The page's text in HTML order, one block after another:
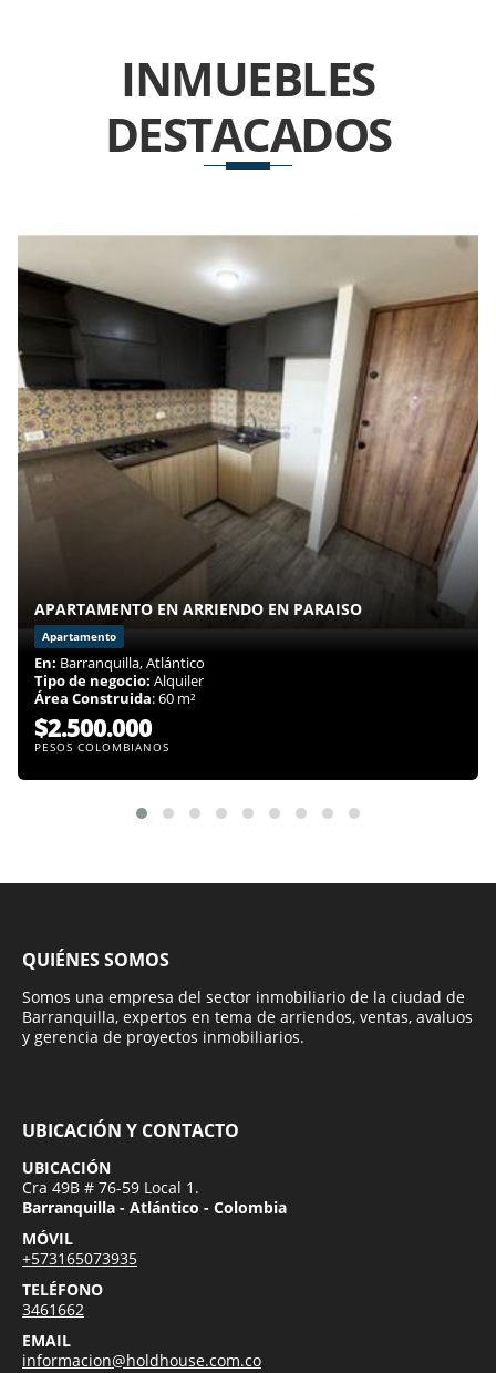
INMUEBLES
DESTACADOS
APARTAMENTO EN ARRIENDO EN PARAISO
Apartamento
En: Barranquilla, Atlántico
Tipo de negocio: Alquiler
Área Construida: 60 m²
$2.500.000
PESOS COLOMBIANOS
QUIÉNES SOMOS
Somos una empresa del sector inmobiliario de la ciudad de
Barranquilla, expertos en tema de arriendos, ventas, avaluos
y gerencia de proyectos inmobiliarios.
UBICACIÓN Y CONTACTO
UBICACIÓN
Cra 49B # 76-59 Local 1.
Barranquilla - Atlántico - Colombia
MÓVIL
+573165073935
TELÉFONO
3461662
EMAIL
informacion@holdhouse.com.co